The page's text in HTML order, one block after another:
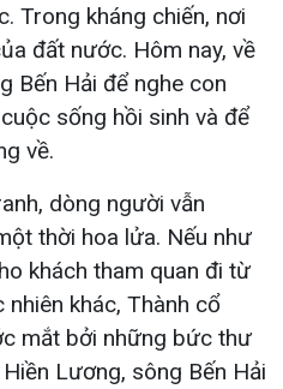
Trong kháng chiến, nơi
đất nước. Hôm nay, về
Bến Hải để nghe con
sống hồi sinh và để
về.
dòng người vẫn
thời hoa lửa. Nếu như
khách tham quan đi từ
nhiên khác, Thành cổ
mắt bởi những bức thư
Lương, sông Bến Hải